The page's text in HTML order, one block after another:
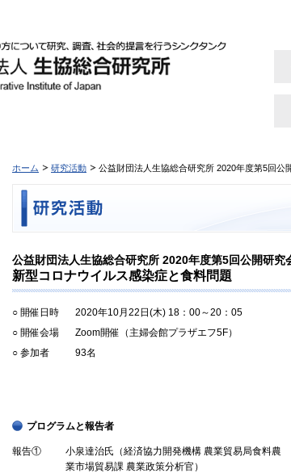
ホーム 研究活動 公益財団法人生協総合研究所 2020年度第5回公
公益財団法人生協総合研究所 2020年度第5回公開研究
新型コロナウイルス感染症と食料問題
○ 開催日時
2020年10月22日(木) 18：00～20：05
○ 開催会場
Zoom開催（主婦会館プラザエフ5F）
○ 参加者
93名
プログラムと報告者
報告①
小泉達治氏（経済協力開発機構 農業貿易局食料農
業市場貿易課 農業政策分析官）